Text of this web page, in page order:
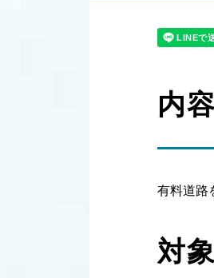
LINEで
内
有料道路
対